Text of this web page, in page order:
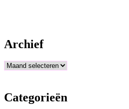
Archief
Archief
Categorieën